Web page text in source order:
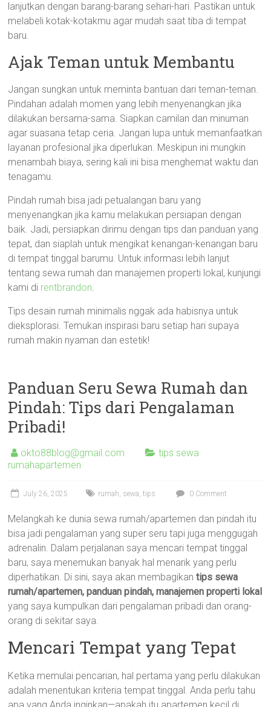
lanjutkan dengan barang-barang sehari-hari. Pastikan untuk
melabeli kotak-kotakmu agar mudah saat tiba di tempat
baru.
Ajak Teman untuk Membantu
Jangan sungkan untuk meminta bantuan dari teman-teman.
Pindahan adalah momen yang lebih menyenangkan jika
dilakukan bersama-sama. Siapkan camilan dan minuman
agar suasana tetap ceria. Jangan lupa untuk memanfaatkan
layanan profesional jika diperlukan. Meskipun ini mungkin
menambah biaya, sering kali ini bisa menghemat waktu dan
tenagamu.
Pindah rumah bisa jadi petualangan baru yang
menyenangkan jika kamu melakukan persiapan dengan
baik. Jadi, persiapkan dirimu dengan tips dan panduan yang
tepat, dan siaplah untuk mengikat kenangan-kenangan baru
di tempat tinggal barumu. Untuk informasi lebih lanjut
tentang sewa rumah dan manajemen properti lokal, kunjungi
kami di rentbrandon.
Tips desain rumah minimalis nggak ada habisnya untuk
dieksplorasi. Temukan inspirasi baru setiap hari supaya
rumah makin nyaman dan estetik!
Panduan Seru Sewa Rumah dan
Pindah: Tips dari Pengalaman
Pribadi!
okto88blog@gmail.com
tips sewa
rumahapartemen
July 26, 2025 rumah, sewa,tips 0 Comment
Melangkah ke dunia sewa rumah/apartemen dan pindah itu
bisa jadi pengalaman yang super seru tapi juga menggugah
adrenalin. Dalam perjalanan saya mencari tempat tinggal
baru, saya menemukan banyak hal menarik yang perlu
diperhatikan. Di sini, saya akan membagikantips sewa
rumah/apartemen, panduan pindah, manajemen properti lokal
yang saya kumpulkan dari pengalaman pribadi dan orang-
orang di sekitar saya.
Mencari Tempat yang Tepat
Ketika memulai pencarian, hal pertama yang perlu dilakukan
adalah menentukan kriteria tempat tinggal. Anda perlu tahu